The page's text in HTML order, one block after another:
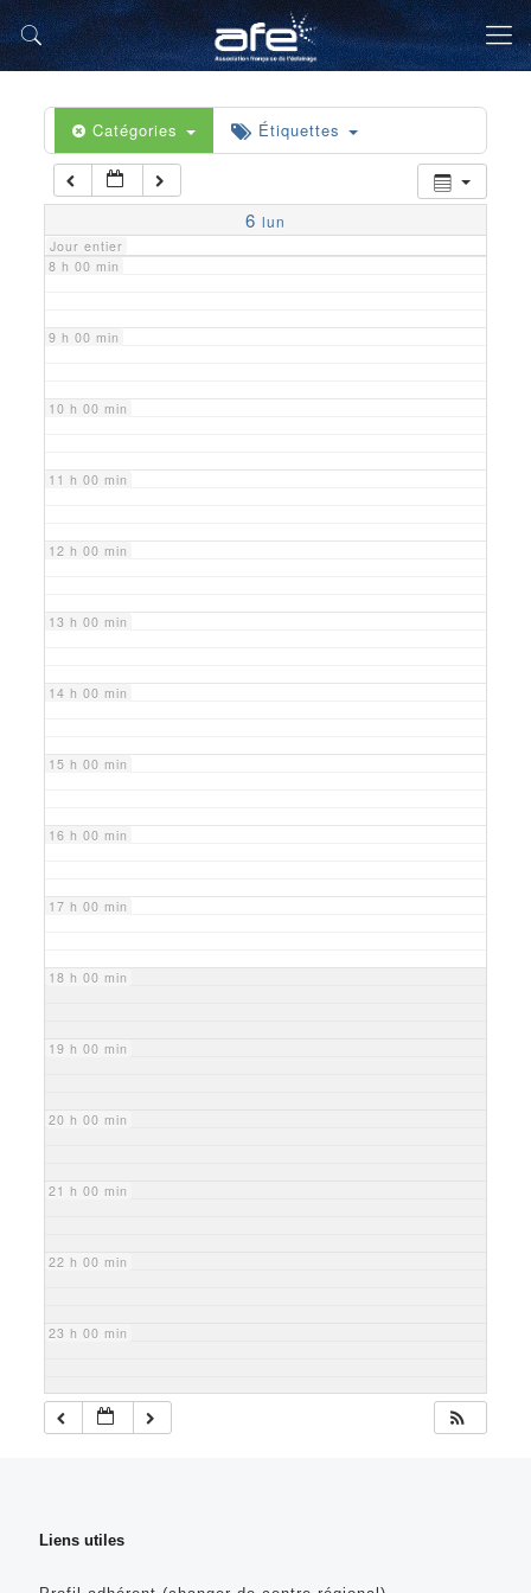
Catégories Étiquettes
6 lun
Jour entier
5 h 00 min
6 h 00 min
7 h 00 min
8 h 00 min
9 h 00 min
10 h 00 min
11 h 00 min
12 h 00 min
13 h 00 min
14 h 00 min
15 h 00 min
16 h 00 min
17 h 00 min
18 h 00 min
19 h 00 min
20 h 00 min
21 h 00 min
22 h 00 min
23 h 00 min
Liens utiles